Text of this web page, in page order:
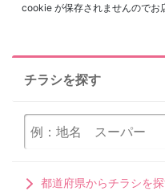
cookie が保存されませんのでお
チラシを探す
都道府県からチラシを